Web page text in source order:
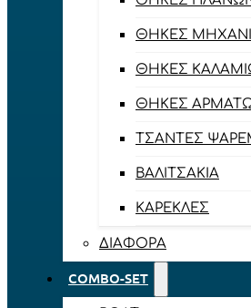
ΘΉΚΕΣ
ΘΉΚΕΣ
ΘΉΚΕΣ
ΤΣΆΝΤΕΣ
ΒΑΛΙΤΣΆΚΙΑ
ΚΑΡΈΚΛΕΣ
ΔΙΆΦΟΡΑ
COMBO-SET